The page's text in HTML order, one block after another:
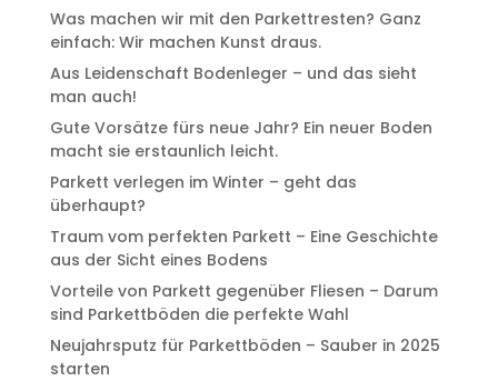
Was machen wir mit den Parkettresten? Ganz
einfach: Wir machen Kunst draus.
Aus Leidenschaft Bodenleger – und das sieht
man auch!
Gute Vorsätze fürs neue Jahr? Ein neuer Boden
macht sie erstaunlich leicht.
Parkett verlegen im Winter – geht das
überhaupt?
Traum vom perfekten Parkett – Eine Geschichte
aus der Sicht eines Bodens
Vorteile von Parkett gegenüber Fliesen – Darum
sind Parkettböden die perfekte Wahl
Neujahrsputz für Parkettböden – Sauber in 2025
starten